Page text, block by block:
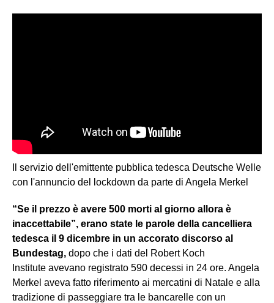
Il servizio dell'emittente pubblica tedesca Deutsche Welle
con l'annuncio del lockdown da parte di Angela Merkel
“Se il prezzo è avere 500 morti al giorno allora è
inaccettabile”, erano state le parole della cancelliera
tedesca il 9 dicembre in un accorato discorso al
Bundestag, dopo che i dati del Robert Koch
Institute avevano registrato 590 decessi in 24 ore. Angela
Merkel aveva fatto riferimento ai mercatini di Natale e alla
tradizione di passeggiare tra le bancarelle con un